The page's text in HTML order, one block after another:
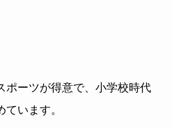
ポーツが得意で、小学校時代
います。